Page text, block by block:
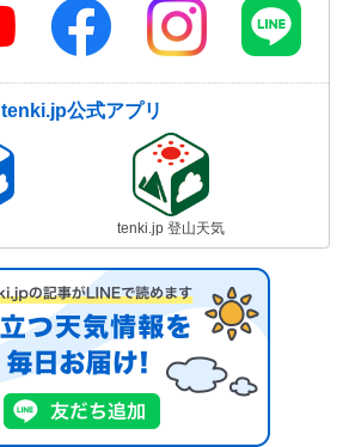
tenki.jp公式アプリ
tenki.jp 登山天気